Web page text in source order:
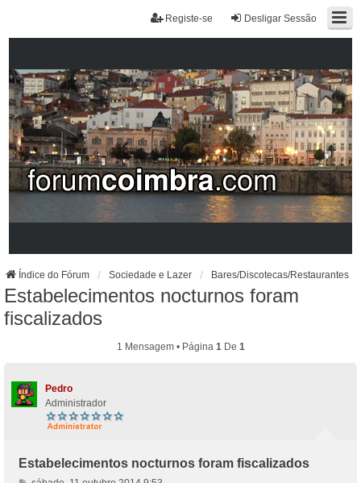
Desligar Sessão
Registe-se
Índice do Fórum Sociedade e Lazer Bares/Discotecas/Restaurantes
Estabelecimentos nocturnos foram
fiscalizados
1 Mensagem • Página 1De 1
Pedro
Administrador
Estabelecimentos nocturnos foram fiscalizados